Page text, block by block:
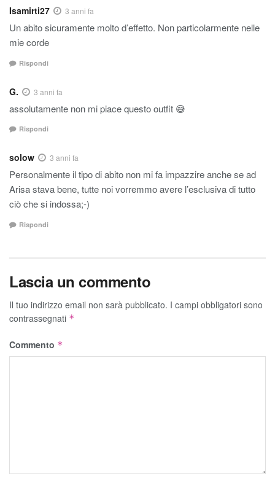
Isamirti27 3 anni fa
Un abito sicuramente molto d’effetto. Non particolarmente nelle
mie corde
Rispondi
G. 3 anni fa
assolutamente non mi piace questo outfit 😅
Rispondi
solow 3 anni fa
Personalmente il tipo di abito non mi fa impazzire anche se ad
Arisa stava bene, tutte noi vorremmo avere l’esclusiva di tutto
ciò che si indossa;-)
Rispondi
Lascia un commento
Il tuo indirizzo email non sarà pubblicato. I campi obbligatori sono
contrassegnati *
Commento *